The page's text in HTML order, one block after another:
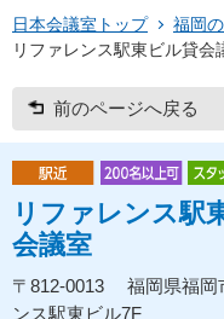
日本会議室トップ
福岡
リファレンス駅東ビル貸会
前のページへ戻る
リファレンス駅
会議室
〒812-0013 福岡県福岡
ンス駅東ビル7F